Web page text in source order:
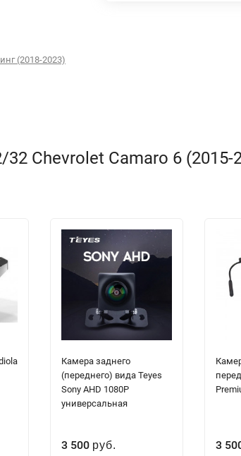
(2018-2023)
Chevrolet Camaro 6 (2015-
Камера заднего
(переднего) вида Teyes
Sony AHD 1080P
универсальная
3 500 руб. 3